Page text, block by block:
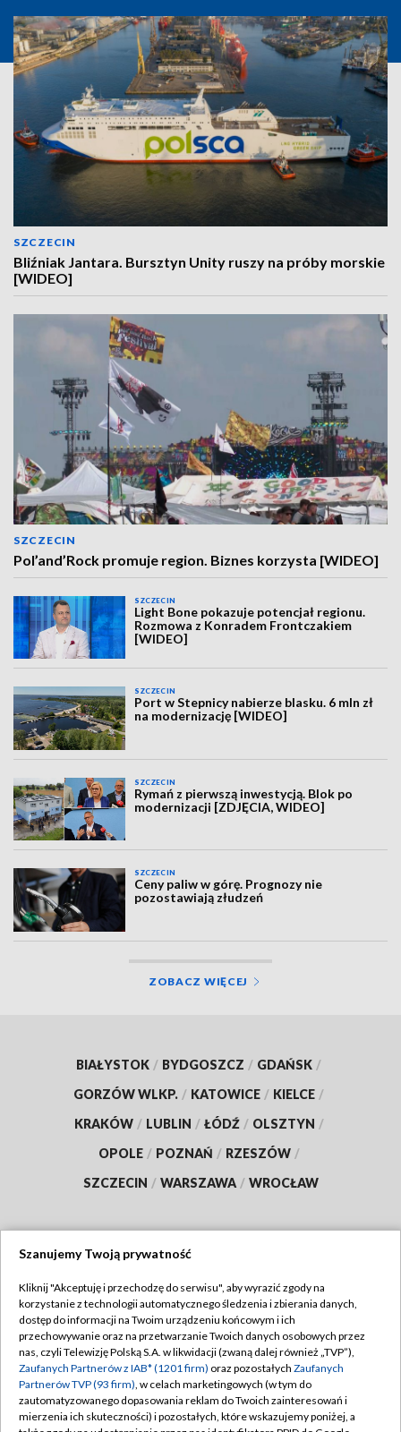
SZCZECIN
Bliźniak Jantara. Bursztyn Unity ruszy na próby morskie
[WIDEO]
SZCZECIN
Pol’and’Rock promuje region. Biznes korzysta [WIDEO]
SZCZECIN
Light Bone pokazuje potencjał regionu.
Rozmowa z Konradem Frontczakiem
[WIDEO]
SZCZECIN
Port w Stepnicy nabierze blasku. 6 mln zł
na modernizację [WIDEO]
SZCZECIN
Rymań z pierwszą inwestycją. Blok po
modernizacji [ZDJĘCIA, WIDEO]
SZCZECIN
Ceny paliw w górę. Prognozy nie
pozostawiają złudzeń
ZOBACZ WIĘCEJ
BIAŁYSTOK / BYDGOSZCZ / GDAŃSK /
GORZÓW WLKP. / KATOWICE / KIELCE /
KRAKÓW / LUBLIN / ŁÓDŹ / OLSZTYN /
OPOLE / POZNAŃ / RZESZÓW /
SZCZECIN / WARSZAWA / WROCŁAW
TVP
Abonament TVP
Emisja w TVP
Centrum informacji TVP
Naziemna Telewizja Cyfrowa
Regulamin TVP
Polityka prywatności
Moje zgody
Pomoc
Szanujemy Twoją prywatność
Kliknij "Akceptuję i przechodzę do serwisu", aby wyrazić zgody na
korzystanie z technologii automatycznego śledzenia i zbierania danych,
dostęp do informacji na Twoim urządzeniu końcowym i ich
przechowywanie oraz na przetwarzanie Twoich danych osobowych przez
nas, czyli Telewizję Polską S.A. w likwidacji (zwaną dalej również „TVP”),
Zaufanych Partnerów z IAB* (1201 firm) oraz pozostałych Zaufanych
Partnerów TVP (93 firm), w celach marketingowych (w tym do
zautomatyzowanego dopasowania reklam do Twoich zainteresowań i
mierzenia ich skuteczności) i pozostałych, które wskazujemy poniżej, a